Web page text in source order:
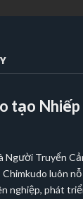
tạo
Người Truyển
luôn
nghiệp, phát